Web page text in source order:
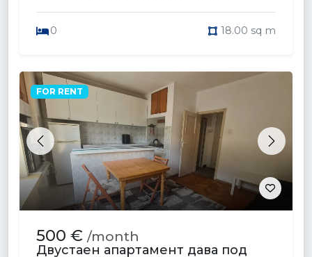
0 18.00 sq m
Previous Next
FOR RENT
500 € /month
Двустаен апартамент дава под